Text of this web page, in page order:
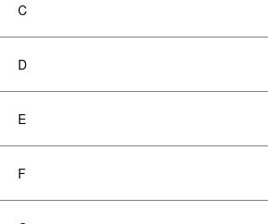
C
D
E
F